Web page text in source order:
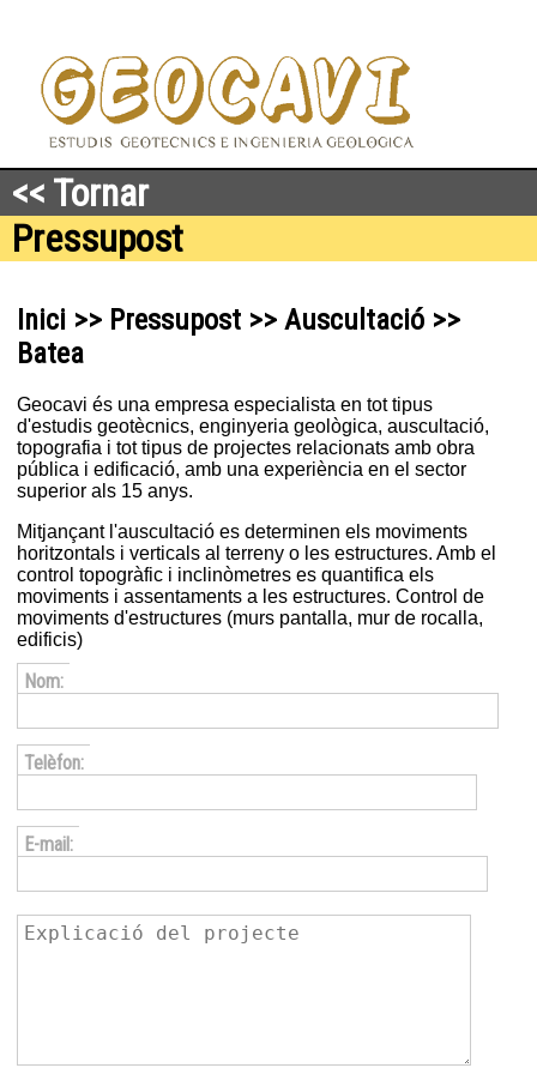
<< Tornar
Pressupost
Inici >> Pressupost >> Auscultació >>
Batea
Geocavi és una empresa especialista en tot tipus
d'estudis geotècnics, enginyeria geològica, auscultació,
topografia i tot tipus de projectes relacionats amb obra
pública i edificació, amb una experiència en el sector
superior als 15 anys.
Mitjançant l'auscultació es determinen els moviments
horitzontals i verticals al terreny o les estructures. Amb el
control topogràfic i inclinòmetres es quantifica els
moviments i assentaments a les estructures. Control de
moviments d'estructures (murs pantalla, mur de rocalla,
edificis)
Nom:
Telèfon:
E-mail: